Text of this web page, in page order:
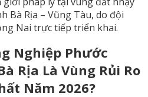
Bà Rịa – Vũng Tàu, do đội
Nai trực tiếp triển khai.
Nghiệp Phước
Rịa Là Vùng Rủi Ro
Năm 2026?